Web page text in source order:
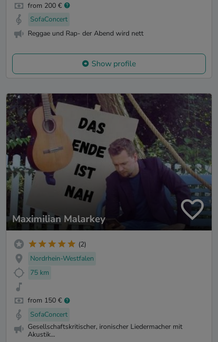
from 200 €
SofaConcert
Reggae und Rap- der Abend wird nett
Show profile
Maximilian Malarkey
(2)
Nordrhein-Westfalen
75 km
from 150 €
SofaConcert
Gesellschaftskritischer, ironischer Liedermacher mit
Akustik...